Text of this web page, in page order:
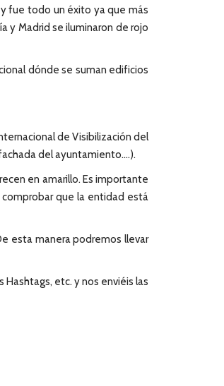
y fue todo un éxito ya que más
y Madrid se iluminaron de rojo
dónde se suman edificios
de Visibilización del
del ayuntamiento....).
en amarillo. Es importante
que la entidad está
esta manera podremos llevar
etc. y nos enviéis las